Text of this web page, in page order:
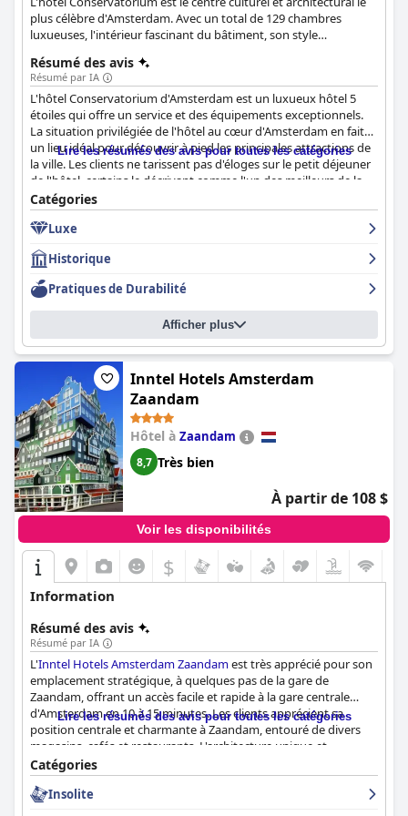
plus célèbre d'Amsterdam. Avec un total de 129 chambres
luxueuses, l'intérieur fascinant du bâtiment, son style
établissement unique en son genre.
Résumé des avis
Résumé par IA
L'hôtel Conservatorium d'Amsterdam est un luxueux hôtel 5
étoiles qui offre un service et des équipements exceptionnels.
La situation privilégiée de l'hôtel au cœur d'Amsterdam en fait
un lieu idéal pour découvrir à pied les principales attractions de
la ville. Les clients ne tarissent pas d'éloges sur le petit déjeuner
de l'hôtel, certains le décrivant comme l'un des meilleurs de la
ville, bien que certains suggèrent d'introduire une plus grande
variété d'options dans le menu. L'hôtel propose plusieurs
options de restauration, notamment le Taiko. Les chambres
sont joliment conçues et spacieuses, bien que certains clients
aient trouvé les suites junior en duplex inconfortables et
exiguës. L'hôtel est impeccablement entretenu et les voyageurs
sont satisfaits de leur séjour. Le personnel est exceptionnel et les
clients louent son amabilité, sa serviabilité et son
professionnalisme. Le spa est incroyable, avec un personnel et
des installations de premier ordre. Dans l'ensemble, l'hôtel
Conservatorium est un lieu de visite incontournable pour ceux
qui recherchent un séjour 5 étoiles merveilleux et exceptionnel à
Amsterdam.
Lire les résumés des avis pour toutes les catégories
Catégories
Luxe
Historique
Pratiques de Durabilité
Afficher plus
Inntel Hotels Amsterdam
Zaandam
Hôtel à Zaandam
8,7 Très bien
À partir de 108 $
Voir les disponibilités
$
Information
Résumé des avis
Résumé par IA
L'Inntel Hotels Amsterdam Zaandamest très apprécié pour son
emplacement stratégique, à quelques pas de la gare de
Zaandam, offrant un accès facile et rapide à la gare centrale
d'Amsterdam en 10 à 15 minutes. Les clients apprécient sa
position centrale et charmante à Zaandam, entouré de divers
magasins, cafés et restaurants. L'architecture unique et
pittoresque de village néerlandais de l'hôtel est un point de
repère accrocheur et ajoute à son attrait général. Les visiteurs
apprécient également la facilité d'accès aux transports en
Lire les résumés des avis pour toutes les catégories
Catégories
Insolite